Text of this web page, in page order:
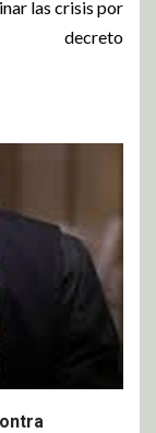
las crisis por
decreto